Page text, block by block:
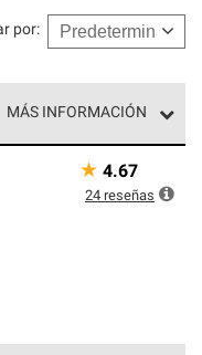
por:
MÁS INFORMACIÓN
de nuestra red
estrictos de
garantía de
★ 4.67
24 reseñas